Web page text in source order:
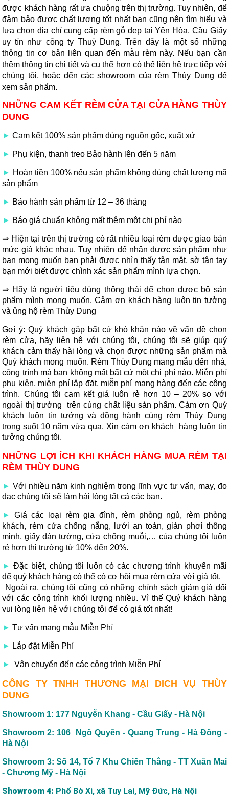
được khách hàng rất ưa chuộng trên thị trường. Tuy nhiên, để
đảm bảo được chất lượng tốt nhất bạn cũng nên tìm hiểu và
lựa chọn địa chỉ cung cấp rèm gỗ đẹp tại Yên Hòa, Cầu Giấy
uy tín như công ty Thuỳ Dung. Trên đây là một số những
thông tin cơ bản liên quan đến mẫu rèm này. Nếu bạn cần
thêm thông tin chi tiết và cụ thể hơn có thể liên hệ trực tiếp với
chúng tôi, hoặc đến các showroom của rèm Thùy Dung để
xem sản phẩm.
NHỮNG CAM KẾT RÈM CỬA TẠI CỬA HÀNG THÙY
DUNG
► Cam kết 100% sản phẩm đúng nguồn gốc, xuất xứ
► Phụ kiện, thanh treo Bảo hành lên đến 5 năm
► Hoàn tiền 100% nếu sản phẩm không đúng chất lượng mã
sản phẩm
► Bảo hành sản phẩm từ 12 – 36 tháng
► Báo giá chuẩn không mất thêm một chi phí nào
⇒ Hiện tại trên thị trường có rất nhiều loại rèm được giao bán
mức giá khác nhau. Tuy nhiên để nhận được sản phẩm như
bạn mong muốn bạn phải được nhìn thấy tận mắt, sờ tận tay
bạn mới biết được chình xác sản phẩm mình lựa chọn.
⇒ Hãy là người tiêu dùng thông thái để chọn được bộ sản
phẩm mình mong muốn. Cảm ơn khách hàng luôn tin tưởng
và ủng hộ rèm Thùy Dung
Gợi ý: Quý khách gặp bất cứ khó khăn nào về vấn đề chọn
rèm cửa, hãy liên hệ với chúng tôi, chúng tôi sẽ giúp quý
khách cảm thấy hài lòng và chọn được những sản phẩm mà
Quý khách mong muốn. Rèm Thùy Dung mang mẫu đến nhà,
công trình mà bạn không mất bất cứ một chi phí nào. Miễn phí
phụ kiện, miễn phí lắp đặt, miễn phí mang hàng đến các công
trình. Chúng tôi cam kết giá luôn rẻ hơn 10 – 20% so với
ngoài thị trường trên cùng chất liệu sản phẩm. Cảm ơn Quý
khách luôn tin tưởng và đồng hành cùng rèm Thùy Dung
trong suốt 10 năm vừa qua. Xin cảm ơn khách hàng luôn tin
tưởng chúng tôi.
NHỮNG LỢI ÍCH KHI KHÁCH HÀNG MUA RÈM TẠI
RÈM THÙY DUNG
► Với nhiều năm kinh nghiệm trong lĩnh vực tư vấn, may, đo
đạc chúng tôi sẽ làm hài lòng tất cả các bạn.
►
Giá các loại rèm gia đình, rèm phòng ngủ, rèm phòng
khách, rèm cửa chống nắng, lưới an toàn, giàn phơi thông
minh, giấy dán tường, cửa chống muỗi,… của chúng tôi luôn
rẻ hơn thị trường từ 10% đến 20%.
► Đặc biệt, chúng tôi luôn có các chương trình khuyến mãi
để quý khách hàng có thể có cơ hội mua rèm cửa với giá tốt.
Ngoài ra, chúng tôi cũng có những chính sách giảm giá đối
với các công trình khối lượng nhiều. Vì thế Quý khách hàng
vui lòng liên hệ với chúng tôi để có giá tốt nhất!
► Tư vấn mang mẫu Miễn Phí
► Lắp đặt Miễn Phí
► Vận chuyển đến các công trình Miễn Phí
CÔNG TY TNHH THƯƠNG MẠI DICH VỤ THÙY
DUNG
Showroom 1: 177 Nguyễn Khang - Cầu Giấy - Hà Nội
Showroom 2: 106 Ngô Quyền - Quang Trung - Hà Đông -
Hà Nội
Showroom 3: Số 14, Tổ 7 Khu Chiến Thắng - TT Xuân Mai
- Chương Mỹ - Hà Nội
Showroom 4: Phố Bờ Xi, xã Tuy Lai, Mỹ Đức, Hà Nội